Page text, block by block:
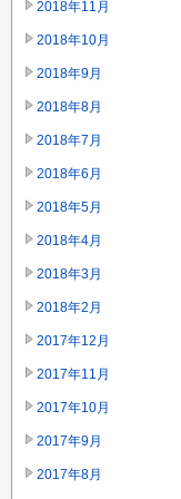
2018年11月
2018年10月
2018年9月
2018年8月
2018年7月
2018年6月
2018年5月
2018年4月
2018年3月
2018年2月
2017年12月
2017年11月
2017年10月
2017年9月
2017年8月